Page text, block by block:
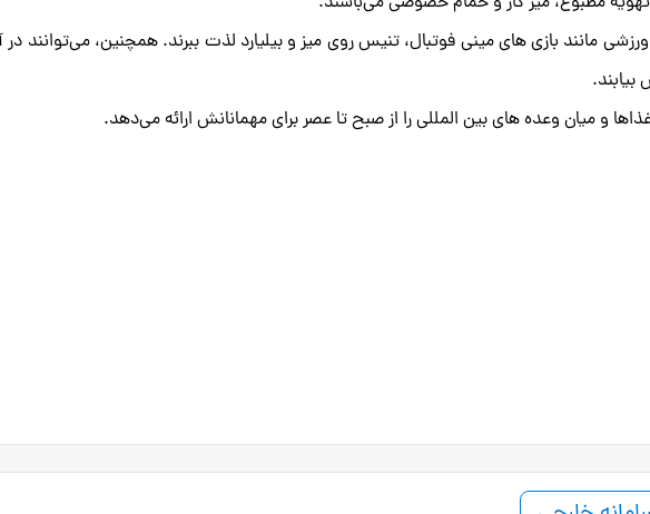
ورزشی مانند بازی های مینی فوتبال، تنیس روی میز و بیلیارد لذت ببرند. همچنین، می‌توانند در